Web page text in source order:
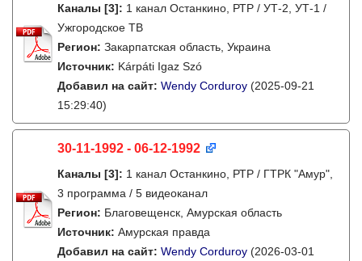
Каналы [3]: 1 канал Останкино, РТР / УТ-2, УТ-1 /
Ужгородское ТВ
Регион: Закарпатская область, Украина
Источник: Kárpáti Igaz Szó
Добавил на сайт: Wendy Corduroy (2025-09-21
15:29:40)
30-11-1992 - 06-12-1992
Каналы [3]: 1 канал Останкино, РТР / ГТРК "Амур",
3 программа / 5 видеоканал
Регион: Благовещенск, Амурская область
Источник: Амурская правда
Добавил на сайт: Wendy Corduroy (2026-03-01